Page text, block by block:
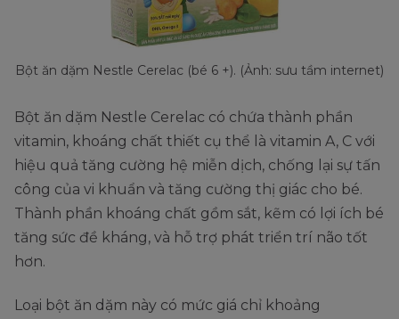
Bột ăn dặm Nestle Cerelac (bé 6 +). (Ảnh: sưu tầm internet)
Bột ăn dặm Nestle Cerelac có chứa thành phần
vitamin, khoáng chất thiết cụ thể là vitamin A, C với
hiệu quả tăng cường hệ miễn dịch, chống lại sự tấn
công của vi khuẩn và tăng cường thị giác cho bé.
Thành phần khoáng chất gồm sắt, kẽm có lợi ích bé
tăng sức đề kháng, và hỗ trợ phát triển trí não tốt
hơn.
Loại bột ăn dặm này có mức giá chỉ khoảng